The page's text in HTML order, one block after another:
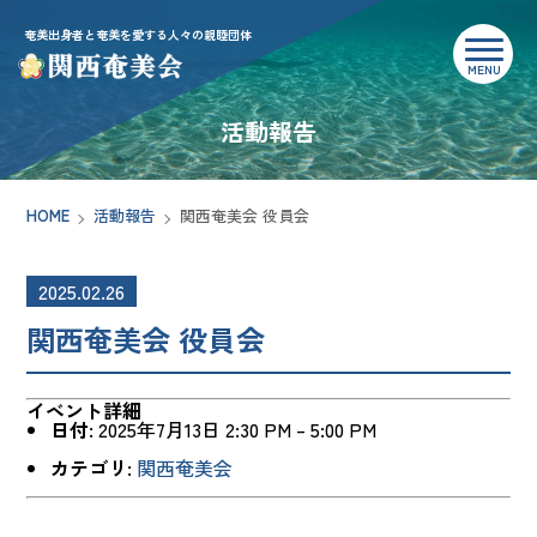
奄美出身者と奄美を愛する人々の親睦団体
活動報告
HOME 活動報告 関西奄美会 役員会
2025.02.26
関西奄美会 役員会
イベント詳細
日付:2025年7月13日 2:30 PM –5:00 PM
カテゴリ: 関西奄美会